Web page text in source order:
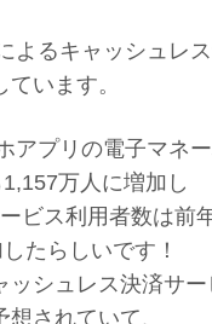
よるキャッシュレ
います。
アプリの電子マネ
万人に増加し
ビス利用者数は前
たらしいです！
ッシュレス決済サ
されていて、